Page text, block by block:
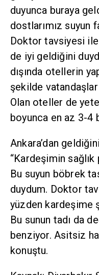
duyunca buraya
dostlarımız suyun
Doktor tavsiyesi ile
de iyi geldiğini
dışında otellerin
şekilde
Olan oteller de
boyunca en az 3-4
Ankara’dan
“Kardeşimin
Bu suyun böbrek
duydum. Doktor
yüzden kardeşime
Bu sunun tadı da
benziyor. Asitsiz
konuştu.